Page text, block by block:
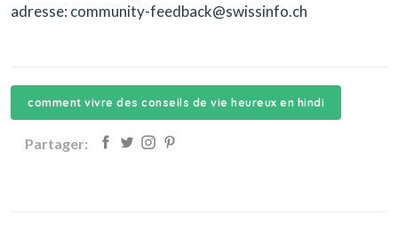
adresse: community-feedback@swissinfo.ch
comment vivre des conseils de vie heureux en hindi
Partager: